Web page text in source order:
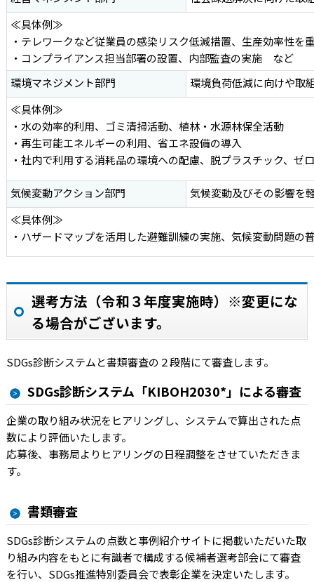
≪具体例≫
・テレワークなど従業員の感染リスク低減措置、生産効率性を
・コンプライアンス担当部署の設置、内部監査の実施 など
環境マネジメント部門
環境負荷低減に向けや取
≪具体例≫
・水の効率的利用、ゴミ清掃活動、植林・水源林保全活動
・再生可能エネルギーの利用、省エネ設備の導入
・社内で利用する消耗品の環境への配慮、脱プラスチック、
気候変動アクション部門
気候変動及びその影響を
≪具体例≫
・ハザードマップを活用した避難訓練の実施、気候変動問題
選考方法（令和３年度実施時）※変更にな
る場合がございます。
SDGs診断システムと書類審査の２段階にて審査します。
SDGs診断システム「KIBOH2030*」による審査
企業の取り組み状況をヒアリングし、システムで算出された点
数により評価いたします。
応募後、事務局よりヒアリングの日程調整をさせていただきま
す。
書類審査
SDGs診断システムの点数と事例紹介サイトに掲載いただいた取
り組み内容をもとに有識者で構成する候補者選考部会にて審査
を行い、SDGs推進特別委員会で表彰企業を決定いたします。